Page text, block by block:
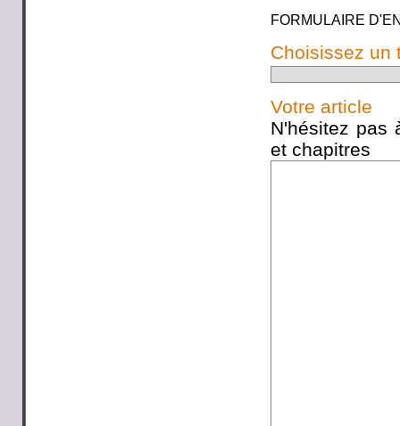
FORMULAIRE
Choisissez un
Votre article
N'hésitez pas
et chapitres